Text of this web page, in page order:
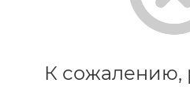
К сожалению,